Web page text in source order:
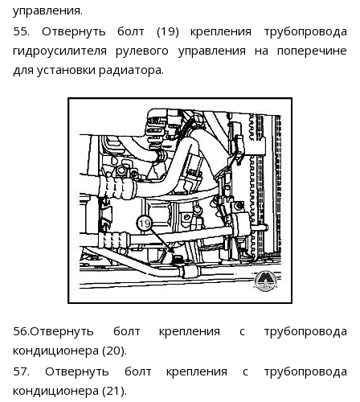
управления.
55. Отвернуть болт (19) крепления трубопровода
гидроусилителя рулевого управления на поперечине
для установки радиатора.
56.Отвернуть болт крепления с трубопровода
кондиционера (20).
57. Отвернуть болт крепления с трубопровода
кондиционера (21).